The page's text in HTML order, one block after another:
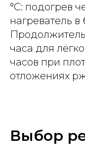
°C: подогрев
нагреватель в
часа для
часов при
отложениях
Выбор